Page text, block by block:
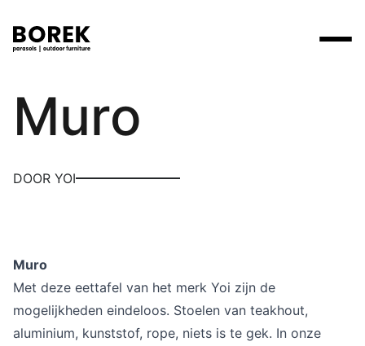
Producten
Stoelen
Ligbedden
Collecties
Merken
Verkooppunten
Designers
Zoek
Yoi
Muro
DOOR YOI
Muro
Met deze eettafel van het merk Yoi zijn de
mogelijkheden eindeloos. Stoelen van teakhout,
aluminium, kunststof, rope, niets is te gek. In onze